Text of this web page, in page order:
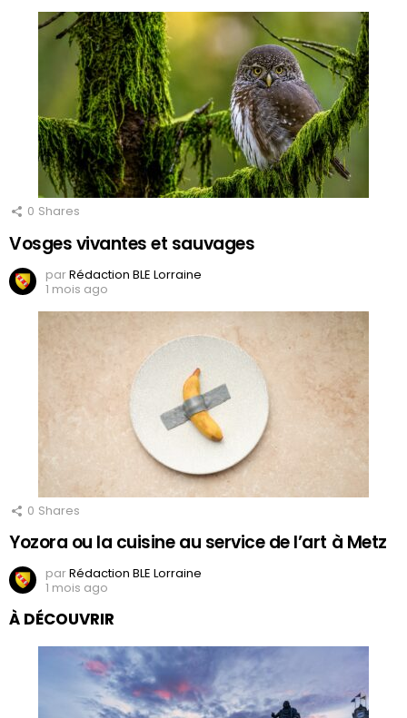
0 Shares
Vosges vivantes et sauvages
parRédaction BLE Lorraine
1 mois ago
0 Shares
Yozora ou la cuisine au service de l’art à Metz
parRédaction BLE Lorraine
1 mois ago
À DÉCOUVRIR